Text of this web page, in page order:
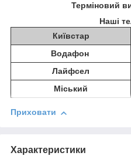
Терміновий
Наші
Київстар
Водафон
Лайфсел
Міський
Приховати
Характеристики